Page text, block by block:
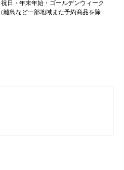
日・年末年始・ゴールデンウィーク
離島など一部地域また予約商品を除